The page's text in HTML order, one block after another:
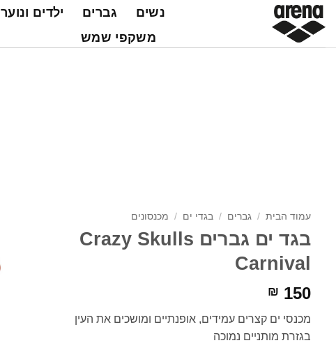
Skip
content
נשים גברים ילדים ונוער
משקפי שמש
עמוד הבית / גברים / בגדי ים / מכנסונים
בגד ים גברים Crazy Skulls
Carnival
₪ 150
מכנסי ים קצרים עמידים, אופנתיים ומושכים את העין
בגזרת מותניים נמוכה